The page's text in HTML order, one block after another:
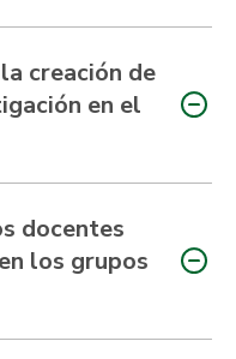
creación de
en el
docentes
los grupos